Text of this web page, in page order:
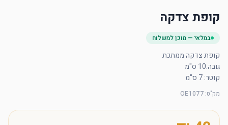
קופת צדקה
במלאי — מוכן למשלוח
קוטר: 7 ס"מ
מק"ט:
OE1077